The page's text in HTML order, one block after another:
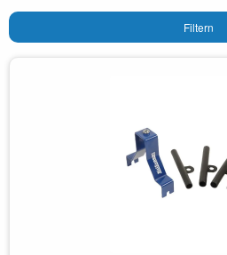
Filtern